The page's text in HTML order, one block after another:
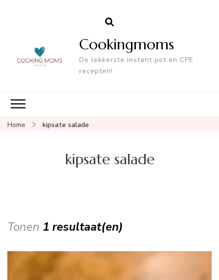
Cookingmoms
De lekkerste instant pot en CPE
recepten!
Home kipsate salade
kipsate salade
Tonen 1 resultaat(en)